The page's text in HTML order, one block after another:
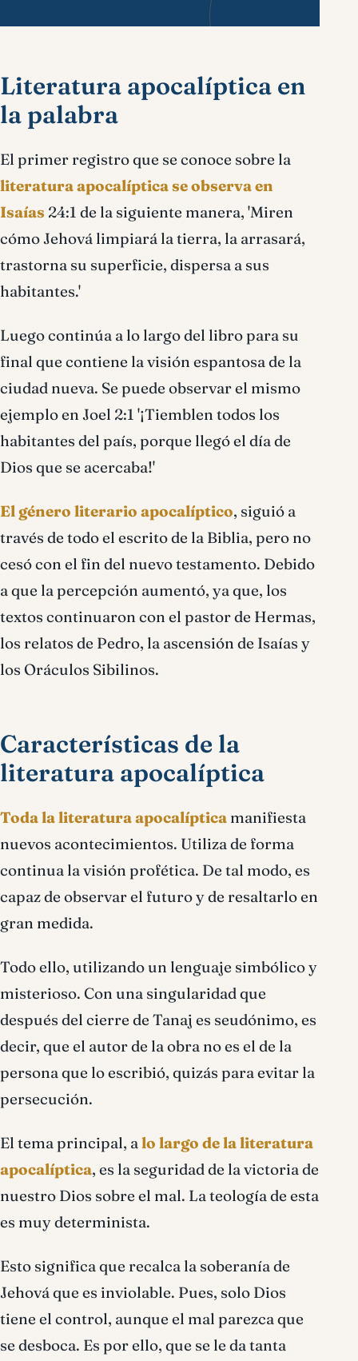
Literatura apocalíptica en
la palabra
El primer registro que se conoce sobre la
literatura apocalíptica se observa en
Isaías 24:1 de la siguiente manera, 'Miren
cómo Jehová limpiará la tierra, la arrasará,
trastorna su superficie, dispersa a sus
habitantes.'
Luego continúa a lo largo del libro para su
final que contiene la visión espantosa de la
ciudad nueva. Se puede observar el mismo
ejemplo en Joel 2:1 '¡Tiemblen todos los
habitantes del país, porque llegó el día de
Dios que se acercaba!'
El género literario apocalíptico, siguió a
través de todo el escrito de la Biblia, pero no
cesó con el fin del nuevo testamento. Debido
a que la percepción aumentó, ya que, los
textos continuaron con el pastor de Hermas,
los relatos de Pedro, la ascensión de Isaías y
los Oráculos Sibilinos.
Características de la
literatura apocalíptica
Toda la literatura apocalíptica manifiesta
nuevos acontecimientos. Utiliza de forma
continua la visión profética. De tal modo, es
capaz de observar el futuro y de resaltarlo en
gran medida.
Todo ello, utilizando un lenguaje simbólico y
misterioso. Con una singularidad que
después del cierre de Tanaj es seudónimo, es
decir, que el autor de la obra no es el de la
persona que lo escribió, quizás para evitar la
persecución.
El tema principal, alo largo de la literatura
apocalíptica, es la seguridad de la victoria de
nuestro Dios sobre el mal. La teología de esta
es muy determinista.
Esto significa que recalca la soberanía de
Jehová que es inviolable. Pues, solo Dios
tiene el control, aunque el mal parezca que
se desboca. Es por ello, que se le da tanta